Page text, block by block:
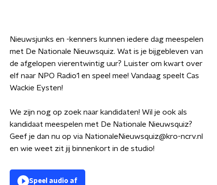
Nieuwsjunks en -kenners kunnen iedere dag meespelen
met De Nationale Nieuwsquiz. Wat is je bijgebleven van
de afgelopen vierentwintig uur? Luister om kwart over
elf naar NPO Radio1 en speel mee! Vandaag speelt Cas
Wackie Eysten!
We zijn nog op zoek naar kandidaten! Wil je ook als
kandidaat meespelen met De Nationale Nieuwsquiz?
Geef je dan nu op via NationaleNieuwsquiz@kro-ncrv.nl
en wie weet zit jij binnenkort in de studio!
Speel audio af